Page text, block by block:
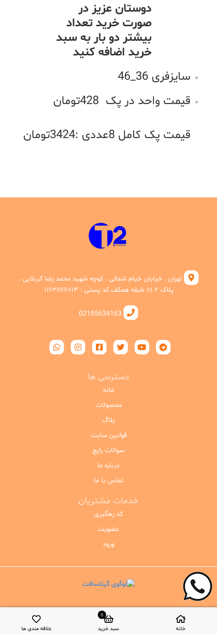
خانه
0
سبد خرید علاقه مندی ها
دوستان عزیز در
صورت خرید تعداد
بیشتر دو بار به سبد
خرید اضافه کنید
سایزفری 36_46
قیمت واحد در پک 428تومان
قیمت پک کامل 8عددی :3424تومان
تهران . خیابان خیام شمالی . کوچه شهید محمد رضا کربلایی .
پلاک ۸۱.۲ طبقه همکف کد پستی : ۱۱۶۳۸۶۶۸۱۳
02155634163
دسترسی ها
خانه
محصولات
بلاگ
قوانین سایت
سوالات رایج
درباره ما
تماس با ما
خدمات مشتریان
کد رهگیری
عضویت
ورود